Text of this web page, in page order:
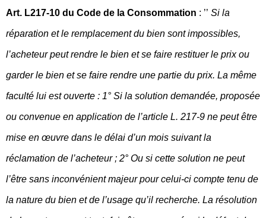
Art. L217-10 du Code de la Consommation : ’’ Si la
réparation et le remplacement du bien sont impossibles,
l’acheteur peut rendre le bien et se faire restituer le prix ou
garder le bien et se faire rendre une partie du prix. La même
faculté lui est ouverte : 1° Si la solution demandée, proposée
ou convenue en application de l’article L. 217-9 ne peut être
mise en œuvre dans le délai d’un mois suivant la
réclamation de l’acheteur ; 2° Ou si cette solution ne peut
l’être sans inconvénient majeur pour celui-ci compte tenu de
la nature du bien et de l’usage qu’il recherche. La résolution